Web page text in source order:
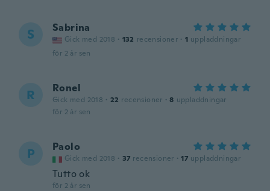
S Sabrina
Gick med 2018 · 132 recensioner · 1 uppladdningar
för 2 år sen
R Ronel
Gick med 2018 · 22 recensioner · 8 uppladdningar
för 2 år sen
P Paolo
Gick med 2018 · 37 recensioner · 17 uppladdningar
Tutto ok
för 2 år sen